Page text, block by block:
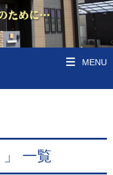
MENU
」 一覧